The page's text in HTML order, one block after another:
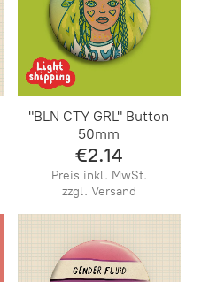
"BLN CTY GRL" Button
50mm
€2.14
Preis inkl. MwSt.
zzgl. Versand